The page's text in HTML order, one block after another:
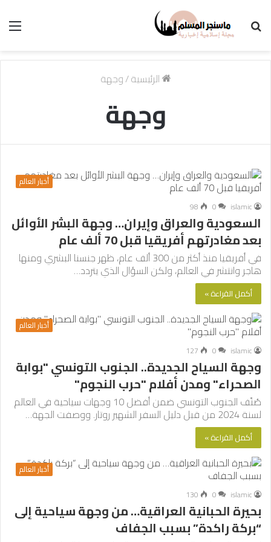
الرئيسية/وجهة
وجهة
أخبار العالم
islamic
0
98
السعودية والعراق وإيران… وجهة البشر الأوائل
بعد مغادرتهم أفريقيا قبل 70 ألف عام
في أفريقيا منذ أكثر من 300 ألف عام، ظهر جنسنا البشري ومنها
هاجر وانتشر في العالم، ولكن السؤال الذي يتردد…
أكمل القراءة »
أخبار العالم
islamic
0
127
وجهة السياح الجديدة.. الجنوب التونسي "بوابة
الصحراء" ومدن أفلام "حرب النجوم"
صُنّف الجنوب التونسي ضمن أفضل 10 وجهات سياحية في العالم
لسنة 2024 من قبل دليل السفر الشهير روتار. ووصفت الجهة…
أكمل القراءة »
أخبار العالم
islamic
0
130
بحيرة الحبانية العراقية… من وجهة سياحية إلى
“بركة راكدة” بسبب الجفاف